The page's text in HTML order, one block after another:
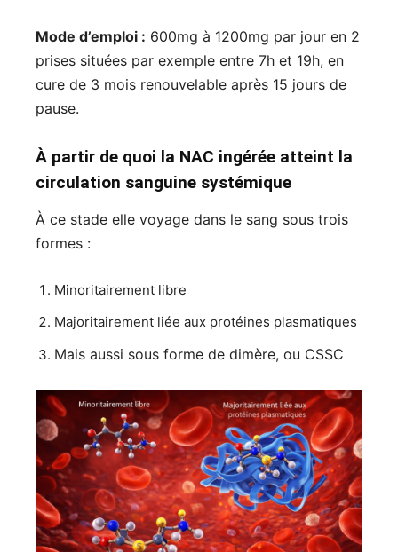
Mode d’emploi : 600mg à 1200mg par jour en 2
prises situées par exemple entre 7h et 19h, en
cure de 3 mois renouvelable après 15 jours de
pause.
À partir de quoi la NAC ingérée atteint la
circulation sanguine systémique
À ce stade elle voyage dans le sang sous trois
formes :
Minoritairement libre
Majoritairement liée aux protéines plasmatiques
Mais aussi sous forme de dimère, ou CSSC